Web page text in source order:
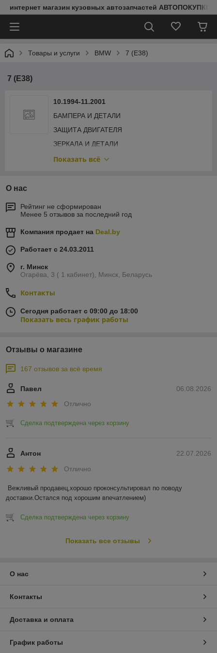
интернет магазин кузовных автозапчастей АВТОПОКУПКИ
Товары и услуги BMW 7 (E38)
7 (E38)
10.1994-11.2001
БАМПЕРА И ДЕТАЛИ
ЗАЩИТА ДВИГАТЕЛЯ
ЗЕРКАЛА И ДЕТАЛИ
КРЫЛЬЯ И ДЕТАЛИ
ПОДКРЫЛКИ
Показать всё
О нас
Рейтинг не сформирован
Менее 5 отзывов за последний год
Компания продает на Deal.by
Работает с 24.03.2011
г. Минск
Огарёва, 3 ( 1 кабинет), Минск, Беларусь
Контакты
Сегодня работает с 09:00 до 18:00
Показать весь график работы
Отзывы о магазине
167 отзывов за всё время
06.08.2026
Павел
Отлично
Сделка подтверждена через корзину
22.07.2026
Антон
Отлично
Вежливый продавец,хорошо проконсультировал по поводу
доставки.Остался под хорошим впечатлением)
Сделка подтверждена через корзину
Показать все отзывы
О нас
Контакты
Доставка и оплата
График работы